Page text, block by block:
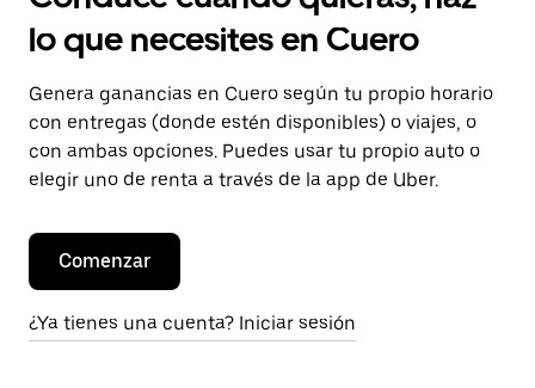
lo que necesites en Cuero
Genera ganancias en Cuero según tu propio horario
con entregas (donde estén disponibles) o viajes, o
con ambas opciones. Puedes usar tu propio auto o
elegir uno de renta a través de la app de Uber.
Comenzar
¿Ya tienes una cuenta? Iniciar sesión